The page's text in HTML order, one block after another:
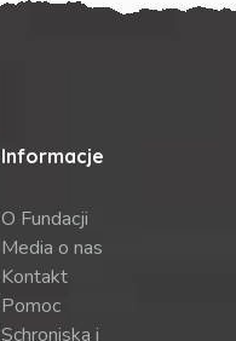
Informacje
O Fundacji
Media o nas
Kontakt
Pomoc
Schroniska i